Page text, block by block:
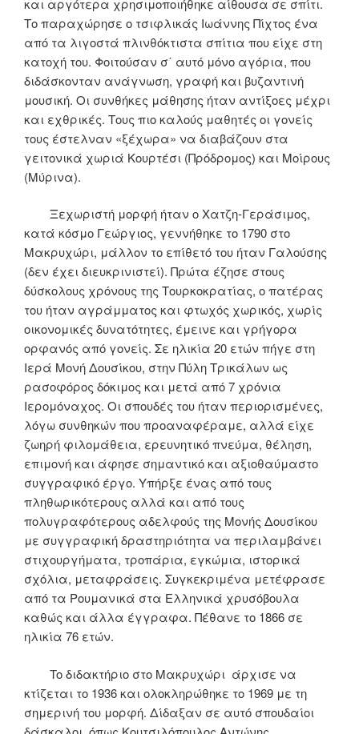
και αργότερα χρησιμοποιήθηκε αίθουσα σε σπίτι.
Το παραχώρησε ο τσιφλικάς Ιωάννης Πίχτος ένα
από τα λιγοστά πλινθόκτιστα σπίτια που είχε στη
κατοχή του. Φοιτούσαν σ΄ αυτό μόνο αγόρια, που
διδάσκονταν ανάγνωση, γραφή και βυζαντινή
μουσική. Οι συνθήκες μάθησης ήταν αντίξοες μέχρι
και εχθρικές. Τους πιο καλούς μαθητές οι γονείς
τους έστελναν «ξέχωρα» να διαβάζουν στα
γειτονικά χωριά Κουρτέσι (Πρόδρομος) και Μοίρους
(Μύρινα).
Ξεχωριστή μορφή ήταν ο Χατζη-Γεράσιμος,
κατά κόσμο Γεώργιος, γεννήθηκε το 1790 στο
Μακρυχώρι, μάλλον το επίθετό του ήταν Γαλούσης
(δεν έχει διευκρινιστεί). Πρώτα έζησε στους
δύσκολους χρόνους της Τουρκοκρατίας, ο πατέρας
του ήταν αγράμματος και φτωχός χωρικός, χωρίς
οικονομικές δυνατότητες, έμεινε και γρήγορα
ορφανός από γονείς. Σε ηλικία 20 ετών πήγε στη
Ιερά Μονή Δουσίκου, στην Πύλη Τρικάλων ως
ρασοφόρος δόκιμος και μετά από 7 χρόνια
Ιερομόναχος. Οι σπουδές του ήταν περιορισμένες,
λόγω συνθηκών που προαναφέραμε, αλλά είχε
ζωηρή φιλομάθεια, ερευνητικό πνεύμα, θέληση,
επιμονή και άφησε σημαντικό και αξιοθαύμαστο
συγγραφικό έργο. Υπήρξε ένας από τους
πληθωρικότερους αλλά και από τους
πολυγραφότερους αδελφούς της Μονής Δουσίκου
με συγγραφική δραστηριότητα να περιλαμβάνει
στιχουργήματα, τροπάρια, εγκώμια, ιστορικά
σχόλια, μεταφράσεις. Συγκεκριμένα μετέφρασε
από τα Ρουμανικά στα Ελληνικά χρυσόβουλα
καθώς και άλλα έγγραφα. Πέθανε το 1866 σε
ηλικία 76 ετών.
To διδακτήριο στο Μακρυχώρι άρχισε να
κτίζεται το 1936 και ολοκληρώθηκε το 1969 με τη
σημερινή του μορφή. Δίδαξαν σε αυτό σπουδαίοι